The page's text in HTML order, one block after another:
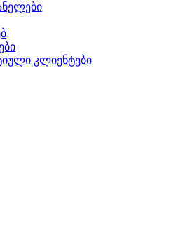
კლიენტები